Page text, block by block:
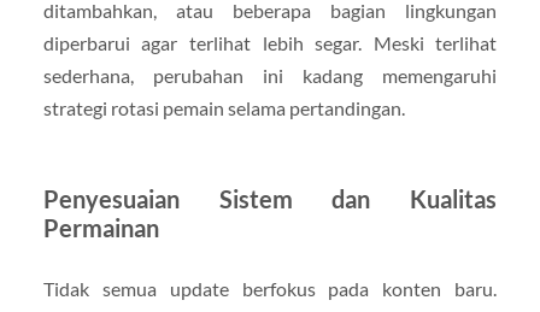
ditambahkan, atau beberapa bagian lingkungan
diperbarui agar terlihat lebih segar. Meski terlihat
sederhana, perubahan ini kadang memengaruhi
strategi rotasi pemain selama pertandingan.
Penyesuaian Sistem dan Kualitas
Permainan
Tidak semua update berfokus pada konten baru.